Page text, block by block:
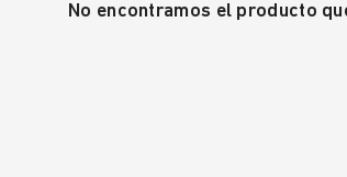
No encontramos el producto